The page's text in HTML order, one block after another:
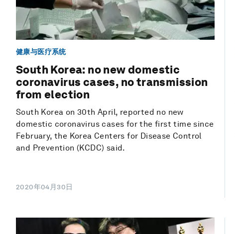
健康与医疗系统
South Korea: no new domestic
coronavirus cases, no transmission
from election
South Korea on 30th April, reported no new
domestic coronavirus cases for the first time since
February, the Korea Centers for Disease Control
and Prevention (KCDC) said.
2020年04月30日